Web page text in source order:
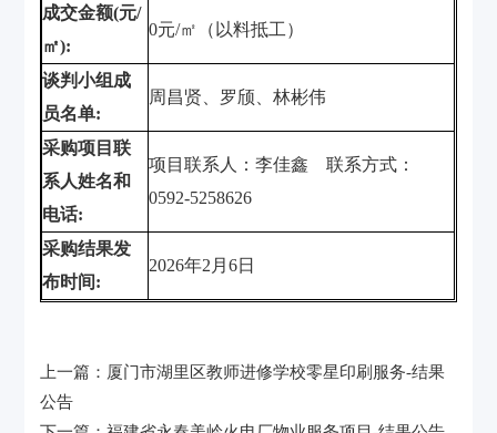
成交金额(元/
㎡):
0元/㎡（以料抵工）
谈判小组成
员名单:
周昌贤、罗颀、林彬伟
采购项目联
系人姓名和
电话:
项目联系人：李佳鑫
联系方式：
0592-5258626
采购结果发
布时间:
2026年2 月6日
上一篇： 厦门市湖里区教师进修学校零星印刷服务-结果
公告